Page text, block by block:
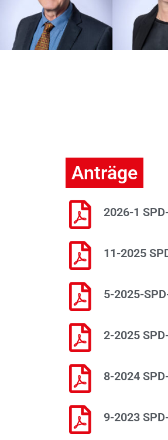
Anträge
2026-1
11-2025
5-2025-
2-2025
8-2024
9-2023